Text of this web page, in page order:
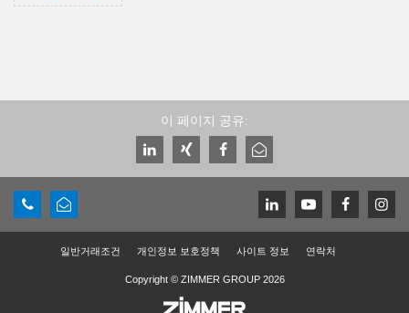
이 페이지 공유:
일반거래조건 개인정보 보호정책 사이트 정보 연락처
Copyright © ZIMMER GROUP 2026